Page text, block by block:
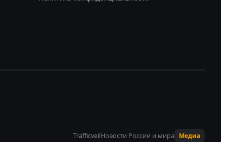
TrafficveilНовости России и мира Медиа